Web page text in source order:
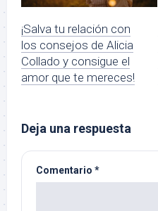
¡Salva tu relación con
los consejos de Alicia
Collado y consigue el
amor que te mereces!
Deja una respuesta
Comentario *